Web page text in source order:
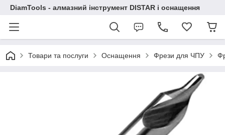
DiamTools - алмазний інструмент DISTAR і оснащення
Товари та послуги Оснащення Фрези для ЧПУ